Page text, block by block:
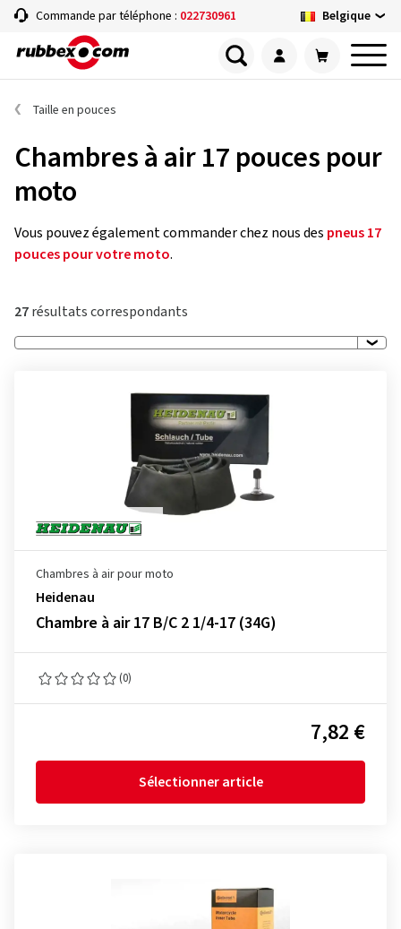
Commande par téléphone : 022730961 Belgique
Taille en pouces
Chambres à air 17 pouces pour
moto
Vous pouvez également commander chez nous des pneus 17
pouces pour votre moto.
27résultats correspondants
Chambres à air pour moto
Heidenau
Chambre à air 17 B/C 2 1/4-17 (34G)
(0)
7,82 €
Sélectionner article